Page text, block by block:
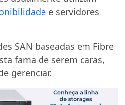
e servidores
SAN baseadas em Fibre
fama de serem caras,
gerenciar.